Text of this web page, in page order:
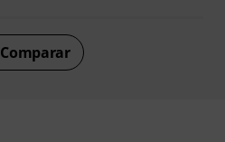
Comparar